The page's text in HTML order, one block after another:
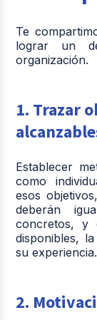
Te
lograr un
organización.
1. Trazar
Establecer
como
esos
deberán
concretos, y
disponibles,
su experiencia.
2.